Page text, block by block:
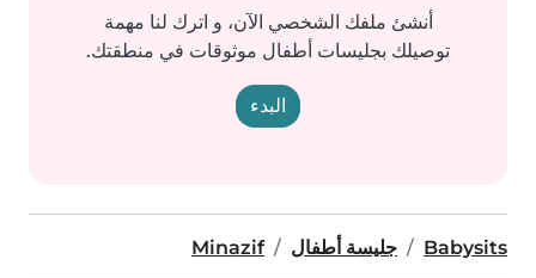
أنشئ ملفك الشخصي الآن، و اترك لنا مهمة
توصيلك بجليسات أطفال موثوقات في منطقتك.
البدء
Babysits جليسة أطفال Minazif